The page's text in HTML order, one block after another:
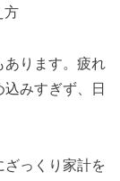
方
あります。疲れ
みすぎず、日
ざっくり家計を